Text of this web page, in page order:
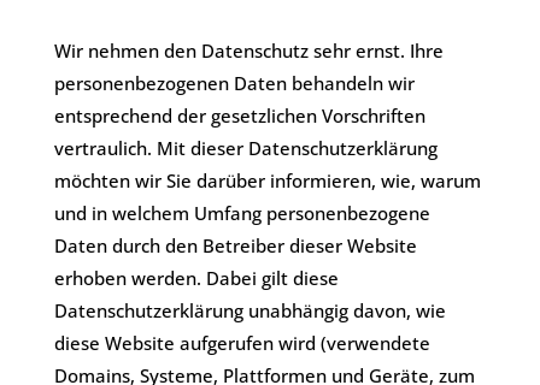
Wir nehmen den Datenschutz sehr ernst. Ihre
personenbezogenen Daten behandeln wir
entsprechend der gesetzlichen Vorschriften
vertraulich. Mit dieser Datenschutzerklärung
möchten wir Sie darüber informieren, wie, warum
und in welchem Umfang personenbezogene
Daten durch den Betreiber dieser Website
erhoben werden. Dabei gilt diese
Datenschutzerklärung unabhängig davon, wie
diese Website aufgerufen wird (verwendete
Domains, Systeme, Plattformen und Geräte, zum